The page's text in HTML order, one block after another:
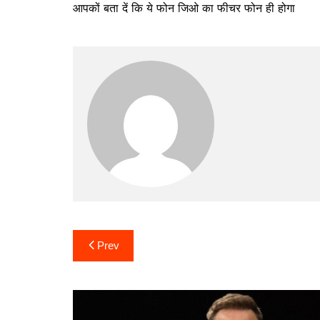
आपकों बता दें कि ये फोन जिओ का फीचर फोन ही होगा
Post
navigation
Prev